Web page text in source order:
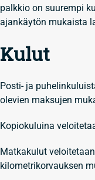
palkkio on suurempi
ajankäytön mukaista
Kulut
Posti- ja
olevien maksujen
Kopiokuluina
Matkakulut
kilometrikorvauksen